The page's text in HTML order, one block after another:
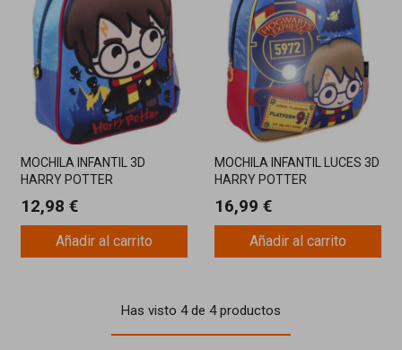
MOCHILA INFANTIL 3D
HARRY POTTER
12,98 €
Añadir al carrito
MOCHILA INFANTIL LUCES 3D
HARRY POTTER
16,99 €
Añadir al carrito
Has visto 4 de 4 productos